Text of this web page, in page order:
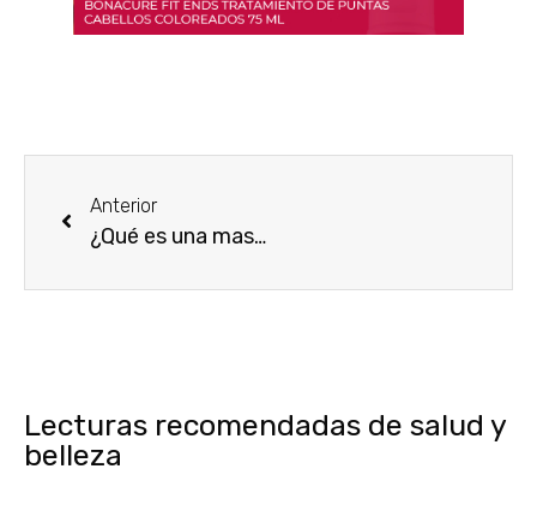
Anterior
¿Qué es una mascarilla de carbón activado y para qué sirve?
Lecturas recomendadas de salud y
belleza